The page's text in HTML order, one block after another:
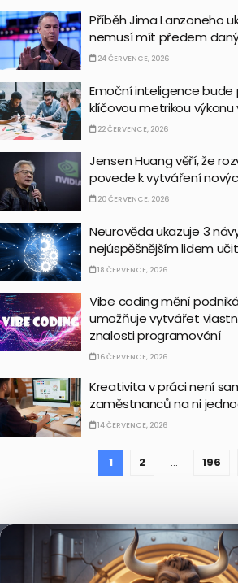
Příběh Jima Lanzoneho
nemusí mít předem
24 ČERVENCE, 2026
Emoční inteligence
klíčovou metrikou výkonu
22 ČERVENCE, 2026
Jensen Huang věří, že
povede k vytváření
20 ČERVENCE, 2026
Neurověda ukazuje 3
nejúspěšnějším lidem
18 ČERVENCE, 2026
Vibe coding mění
umožňuje vytvářet
znalosti programování
16 ČERVENCE, 2026
Kreativita v práci není
zaměstnanců na ni
14 ČERVENCE, 2026
1 2 … 196
Breaking.